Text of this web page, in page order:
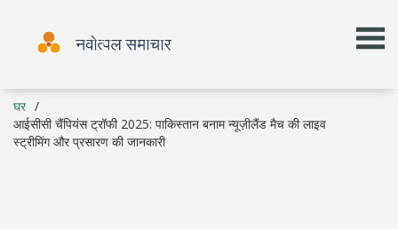
घर
आईसीसी चैंपियंस ट्रॉफी 2025: पाकिस्तान बनाम न्यूज़ीलैंड मैच की लाइव
स्ट्रीमिंग और प्रसारण की जानकारी